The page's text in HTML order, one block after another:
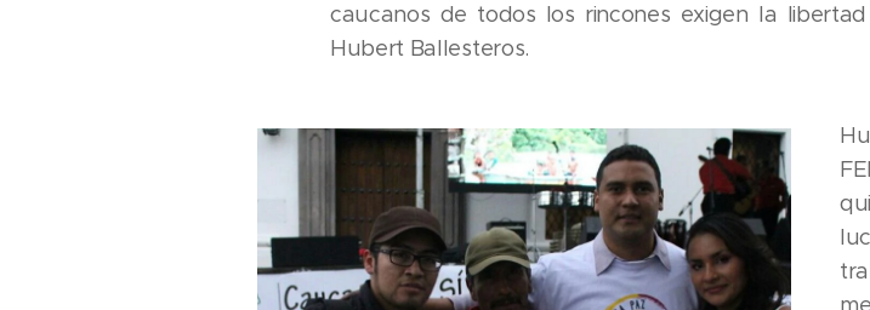
caucanos de todos los rincones exigen la
Hubert Ballesteros.